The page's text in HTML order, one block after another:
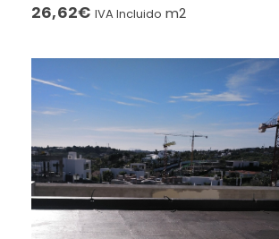
26,62€ IVA Incluido m2